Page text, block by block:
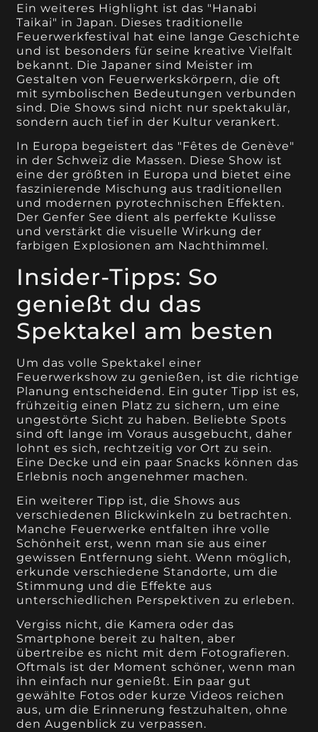
Ein weiteres Highlight ist das "Hanabi
Taikai" in Japan. Dieses traditionelle
Feuerwerkfestival hat eine lange Geschichte
und ist besonders für seine kreative Vielfalt
bekannt. Die Japaner sind Meister im
Gestalten von Feuerwerkskörpern, die oft
mit symbolischen Bedeutungen verbunden
sind. Die Shows sind nicht nur spektakulär,
sondern auch tief in der Kultur verankert.
In Europa begeistert das "Fêtes de Genève"
in der Schweiz die Massen. Diese Show ist
eine der größten in Europa und bietet eine
faszinierende Mischung aus traditionellen
und modernen pyrotechnischen Effekten.
Der Genfer See dient als perfekte Kulisse
und verstärkt die visuelle Wirkung der
farbigen Explosionen am Nachthimmel.
Insider-Tipps: So
genießt du das
Spektakel am besten
Um das volle Spektakel einer
Feuerwerkshow zu genießen, ist die richtige
Planung entscheidend. Ein guter Tipp ist es,
frühzeitig einen Platz zu sichern, um eine
ungestörte Sicht zu haben. Beliebte Spots
sind oft lange im Voraus ausgebucht, daher
lohnt es sich, rechtzeitig vor Ort zu sein.
Eine Decke und ein paar Snacks können das
Erlebnis noch angenehmer machen.
Ein weiterer Tipp ist, die Shows aus
verschiedenen Blickwinkeln zu betrachten.
Manche Feuerwerke entfalten ihre volle
Schönheit erst, wenn man sie aus einer
gewissen Entfernung sieht. Wenn möglich,
erkunde verschiedene Standorte, um die
Stimmung und die Effekte aus
unterschiedlichen Perspektiven zu erleben.
Vergiss nicht, die Kamera oder das
Smartphone bereit zu halten, aber
übertreibe es nicht mit dem Fotografieren.
Oftmals ist der Moment schöner, wenn man
ihn einfach nur genießt. Ein paar gut
gewählte Fotos oder kurze Videos reichen
aus, um die Erinnerung festzuhalten, ohne
den Augenblick zu verpassen.